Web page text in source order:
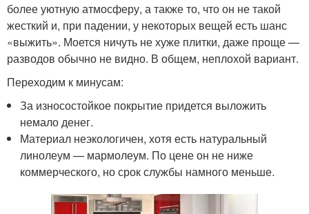
более уютную атмосферу, а также то, что он не такой
жесткий и, при падении, у некоторых вещей есть шанс
«выжить». Моется ничуть не хуже плитки, даже проще —
разводов обычно не видно. В общем, неплохой вариант.
Переходим к минусам:
За износостойкое покрытие придется выложить
немало денег.
Материал неэкологичен, хотя есть натуральный
линолеум — мармолеум. По цене он не ниже
коммерческого, но срок службы намного меньше.